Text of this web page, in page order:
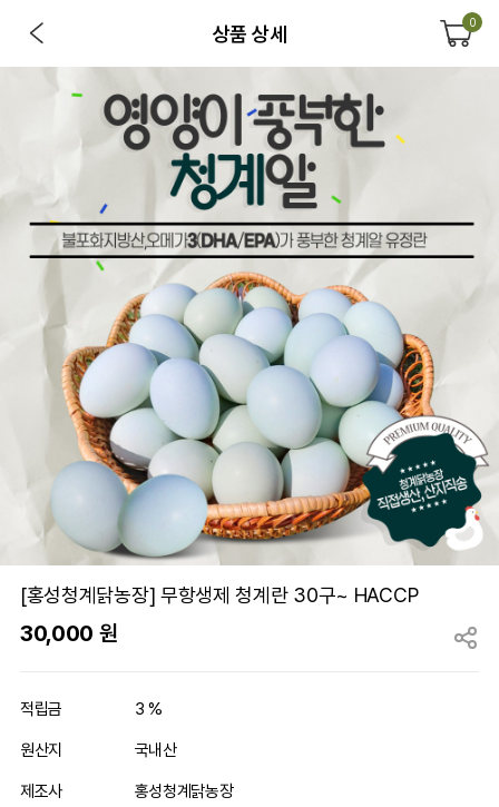
상품 상세 0
[홍성청계닭농장] 무항생제 청계란 30구~ HACCP
30,000 원
적립금 3 %
원산지 국내산
제조사 홍성청계닭농장